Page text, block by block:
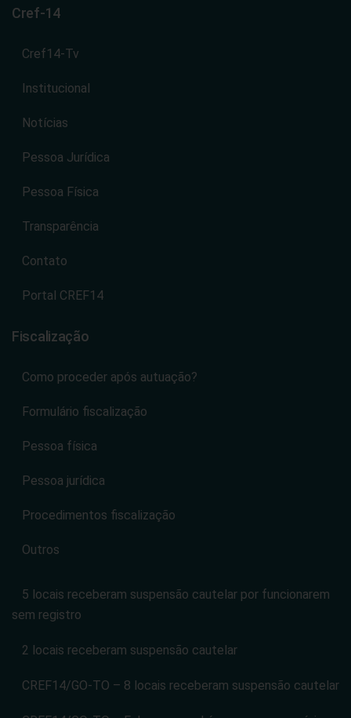
Cref-14
Cref14-Tv
Institucional
Notícias
Pessoa Jurídica
Pessoa Física
Transparência
Contato
Portal CREF14
Fiscalização
Como proceder após autuação?
Formulário fiscalização
Pessoa física
Pessoa jurídica
Procedimentos fiscalização
Outros
5 locais receberam suspensão cautelar por funcionarem
sem registro
2 locais receberam suspensão cautelar
CREF14/GO-TO – 8 locais receberam suspensão cautelar